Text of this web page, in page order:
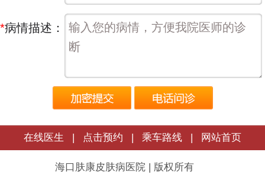
*病情描述：
在线医生 | 点击预约 | 乘车路线 | 网站首页
海口肤康皮肤病医院 | 版权所有